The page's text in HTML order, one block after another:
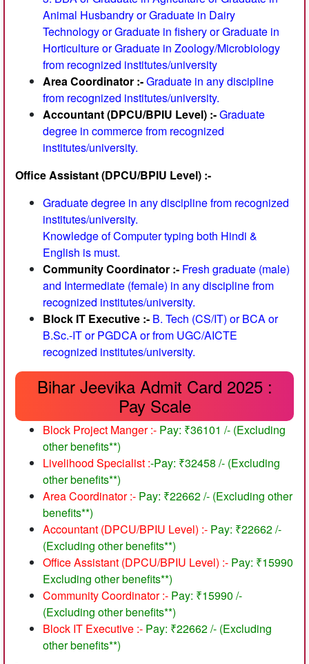
Animal Husbandry or Graduate in Dairy
Technology or Graduate in fishery or Graduate in
Horticulture or Graduate in Zoology/Microbiology
from recognized institutes/university
Area Coordinator :-Graduate in any discipline
from recognized institutes/university.
Accountant (DPCU/BPIU Level) :-Graduate
degree in commerce from recognized
institutes/university.
Office Assistant (DPCU/BPIU Level) :-
Graduate degree in any discipline from recognized
institutes/university.
Knowledge of Computer typing both Hindi &
English is must.
Community Coordinator :- Fresh graduate (male)
and Intermediate (female) in any discipline from
recognized institutes/university.
Block IT Executive :- B. Tech (CS/IT) or BCA or
B.Sc.-IT or PGDCA or from UGC/AICTE
recognized institutes/university.
Bihar Jeevika Admit Card 2025 :
Pay Scale
Block Project Manger :- Pay: ₹36101 /- (Excluding
other benefits**)
Livelihood Specialist :-Pay: ₹32458 /- (Excluding
other benefits**)
Area Coordinator :- Pay: ₹22662 /- (Excluding other
benefits**)
Accountant (DPCU/BPIU Level) :- Pay: ₹22662 /-
(Excluding other benefits**)
Office Assistant (DPCU/BPIU Level) :- Pay: ₹15990
Excluding other benefits**)
Community Coordinator :- Pay: ₹15990 /-
(Excluding other benefits**)
Block IT Executive :- Pay: ₹22662 /- (Excluding
other benefits**)